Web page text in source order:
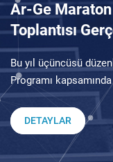
Ar-Ge Maraton
Toplantısı
Bu yıl üçüncüsü
Programı
DETAYLAR